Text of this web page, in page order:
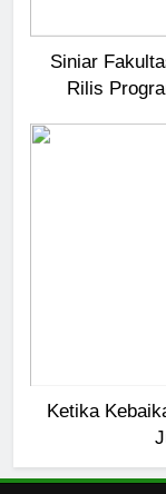
Siniar
Rilis
Ketika
6
1